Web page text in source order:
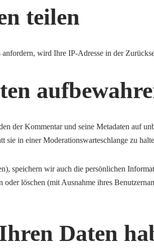
teilen
wird Ihre IP-Adresse in der
der Kommentar und seine Metadaten auf
sie in einer Moderationswarteschlange zu
speichern wir auch die persönlichen
löschen (mit Ausnahme ihres
Daten